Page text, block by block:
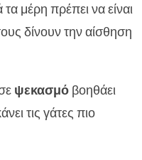
μέρη πρέπει να είναι
δίνουν την αίσθηση
ψεκασμόβοηθάει
τις γάτες πιο